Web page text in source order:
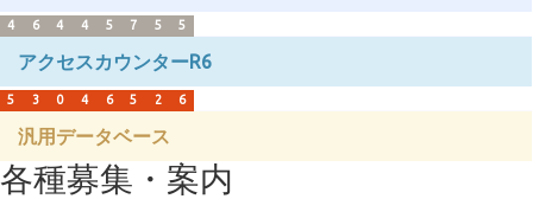
4 6 4 4 5 7 5 5
アクセスカウンターR6
5 3 0 4 6 5 2 6
汎用データベース
各種募集・案内